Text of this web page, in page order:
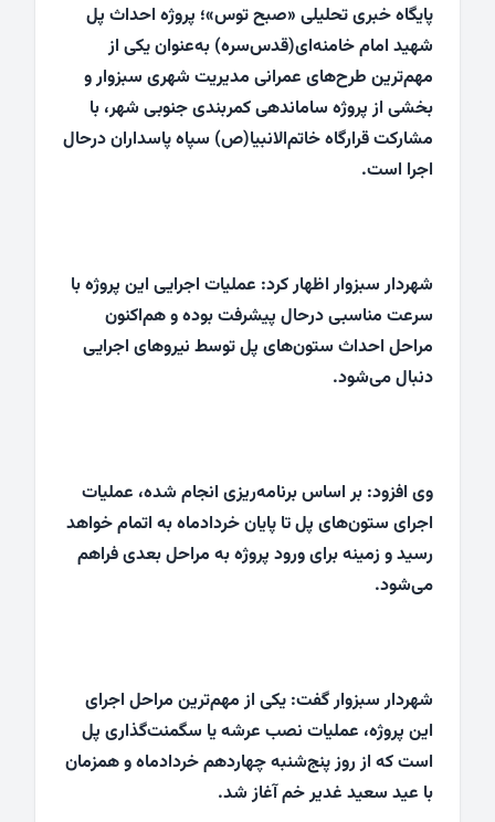
پایگاه خبری تحلیلی «صبح توس»؛ پروژه احداث پل
شهید امام خامنه‌ای(قدس‌سره) به‌عنوان یکی از
مهم‌ترین طرح‌های عمرانی مدیریت شهری سبزوار و
بخشی از پروژه ساماندهی کمربندی جنوبی شهر، با
مشارکت قرارگاه خاتم‌الانبیا(ص) سپاه پاسداران درحال
اجرا است.
شهردار سبزوار اظهار کرد: عملیات اجرایی این پروژه با
سرعت مناسبی درحال پیشرفت بوده و هم‌اکنون
مراحل احداث ستون‌های پل توسط نیروهای اجرایی
دنبال می‌شود.
وی افزود: بر اساس برنامه‌ریزی انجام شده، عملیات
اجرای ستون‌های پل تا پایان خردادماه به اتمام خواهد
رسید و زمینه برای ورود پروژه به مراحل بعدی فراهم
می‌شود.
شهردار سبزوار گفت: یکی از مهم‌ترین مراحل اجرای
این پروژه، عملیات نصب عرشه یا سگمنت‌گذاری پل
است که از روز پنج‌شنبه چهاردهم خردادماه و همزمان
با عید سعید غدیر خم آغاز شد.